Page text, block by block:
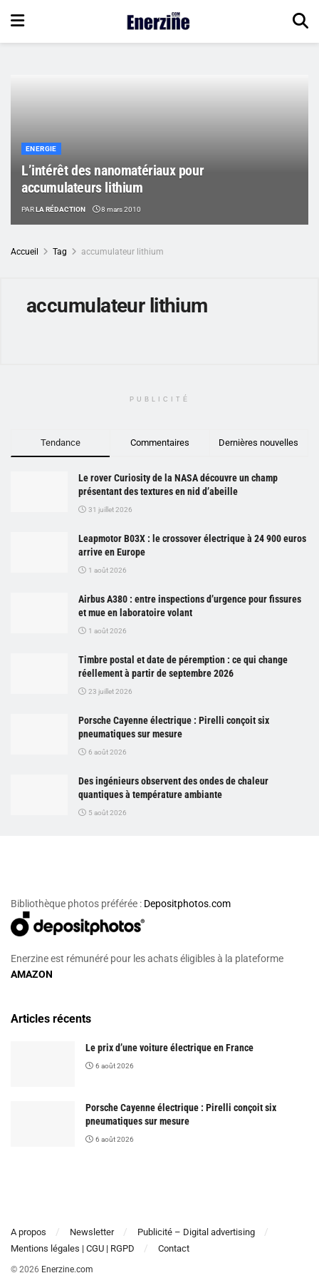
ENERGIE
L’intérêt des nanomatériaux pour
accumulateurs lithium
PARLA RÉDACTION 8 mars 2010
Accueil Tag accumulateur lithium
accumulateur lithium
PUBLICITÉ
Tendance Commentaires Dernières nouvelles
Le rover Curiosity de la NASA découvre un champ
présentant des textures en nid d’abeille
31 juillet 2026
Leapmotor B03X : le crossover électrique à 24 900 euros
arrive en Europe
1 août 2026
Airbus A380 : entre inspections d’urgence pour fissures
et mue en laboratoire volant
1 août 2026
Timbre postal et date de péremption : ce qui change
réellement à partir de septembre 2026
23 juillet 2026
Porsche Cayenne électrique : Pirelli conçoit six
pneumatiques sur mesure
6 août 2026
Des ingénieurs observent des ondes de chaleur
quantiques à température ambiante
5 août 2026
Bibliothèque photos préférée : Depositphotos.com
Enerzine est rémunéré pour les achats éligibles à la plateforme
AMAZON
Articles récents
Le prix d’une voiture électrique en France
6 août 2026
Porsche Cayenne électrique : Pirelli conçoit six
pneumatiques sur mesure
6 août 2026
A propos Newsletter
Publicité – Digital advertising
Mentions légales | CGU | RGPD
Contact
© 2026 Enerzine.com